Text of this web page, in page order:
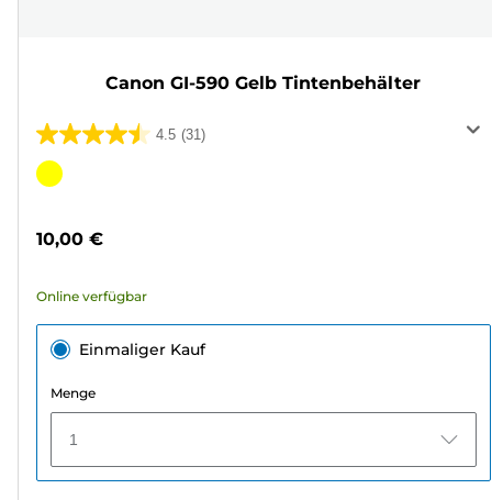
Canon GI-590 Gelb Tintenbehälter
4.5 (31)
4.5
von
31
Farbpatrone
10,00 €
Online verfügbar
Einmaliger Kauf
Menge
1